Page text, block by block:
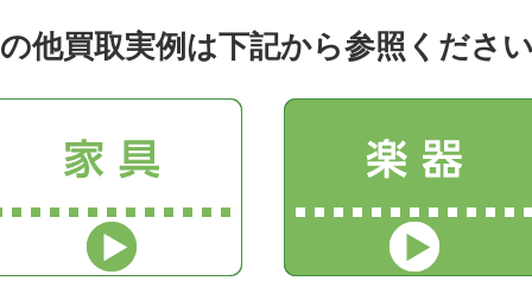
他買取実例は下記から参照くださ